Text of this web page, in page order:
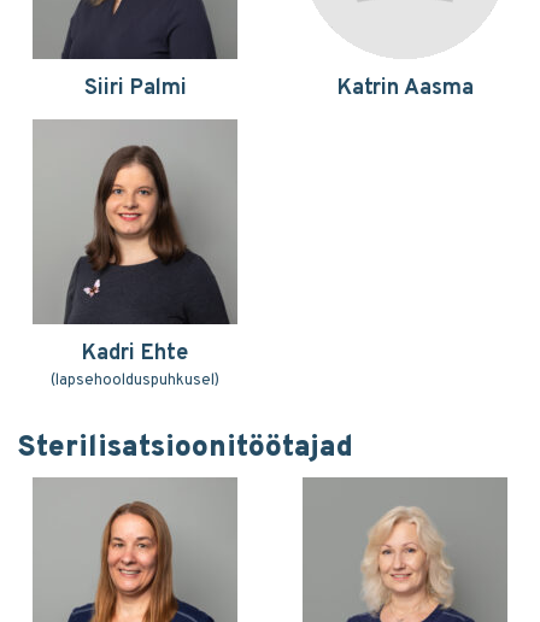
Siiri Palmi Katrin Aasma
Kadri Ehte
(lapsehoolduspuhkusel)
Sterilisatsioonitöötajad